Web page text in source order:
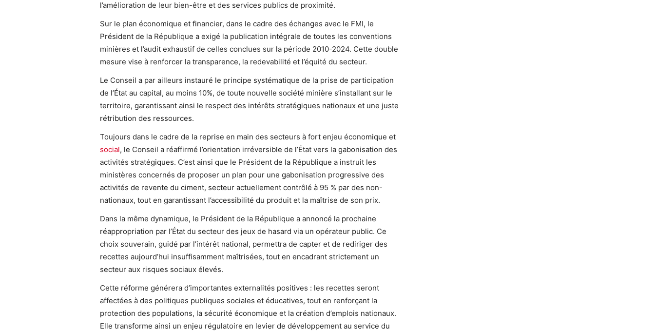
l’amélioration de leur bien-être et des services publics de proximité.
Sur le plan économique et financier, dans le cadre des échanges avec le FMI, le
Président de la République a exigé la publication intégrale de toutes les conventions
minières et l’audit exhaustif de celles conclues sur la période 2010-2024. Cette double
mesure vise à renforcer la transparence, la redevabilité et l’équité du secteur.
Le Conseil a par ailleurs instauré le principe systématique de la prise de participation
de l’État au capital, au moins 10%, de toute nouvelle société minière s’installant sur le
territoire, garantissant ainsi le respect des intérêts stratégiques nationaux et une juste
rétribution des ressources.
Toujours dans le cadre de la reprise en main des secteurs à fort enjeu économique et
social, le Conseil a réaffirmé l’orientation irréversible de l’État vers la gabonisation des
activités stratégiques. C’est ainsi que le Président de la République a instruit les
ministères concernés de proposer un plan pour une gabonisation progressive des
activités de revente du ciment, secteur actuellement contrôlé à 95 % par des non-
nationaux, tout en garantissant l’accessibilité du produit et la maîtrise de son prix.
Dans la même dynamique, le Président de la République a annoncé la prochaine
réappropriation par l’État du secteur des jeux de hasard via un opérateur public. Ce
choix souverain, guidé par l’intérêt national, permettra de capter et de rediriger des
recettes aujourd’hui insuffisamment maîtrisées, tout en encadrant strictement un
secteur aux risques sociaux élevés.
Cette réforme générera d’importantes externalités positives : les recettes seront
affectées à des politiques publiques sociales et éducatives, tout en renforçant la
protection des populations, la sécurité économique et la création d’emplois nationaux.
Elle transforme ainsi un enjeu régulatoire en levier de développement au service du